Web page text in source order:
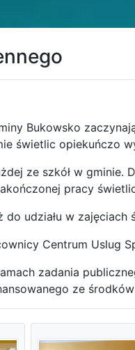
Bukowsko
świetlic opiekuńczo
ze szkół w gminie.
pracy
do udziału w zajęciach
Centrum Uslug
zadania
ze